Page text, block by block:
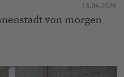
13.04.2026
von morgen